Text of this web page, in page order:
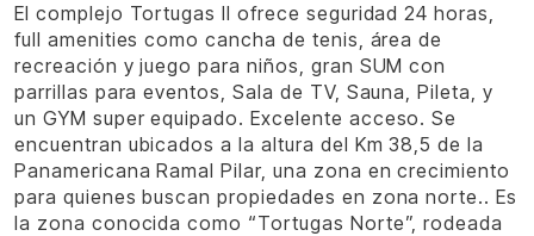
El complejo Tortugas II ofrece seguridad 24 horas,
full amenities como cancha de tenis, área de
recreación y juego para niños, gran SUM con
parrillas para eventos, Sala de TV, Sauna, Pileta, y
un GYM super equipado. Excelente acceso. Se
encuentran ubicados a la altura del Km 38,5 de la
Panamericana Ramal Pilar, una zona en crecimiento
para quienes buscan propiedades en zona norte.. Es
la zona conocida como “Tortugas Norte”, rodeada